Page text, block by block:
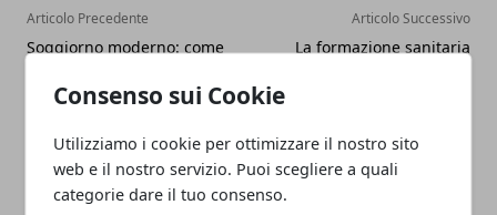
Consenso sui Cookie
Utilizziamo i cookie per ottimizzare il nostro sito
web e il nostro servizio. Puoi scegliere a quali
categorie dare il tuo consenso.
Articolo Precedente
Soggiorno moderno: come
Articolo Successivo
La formazione sanitaria